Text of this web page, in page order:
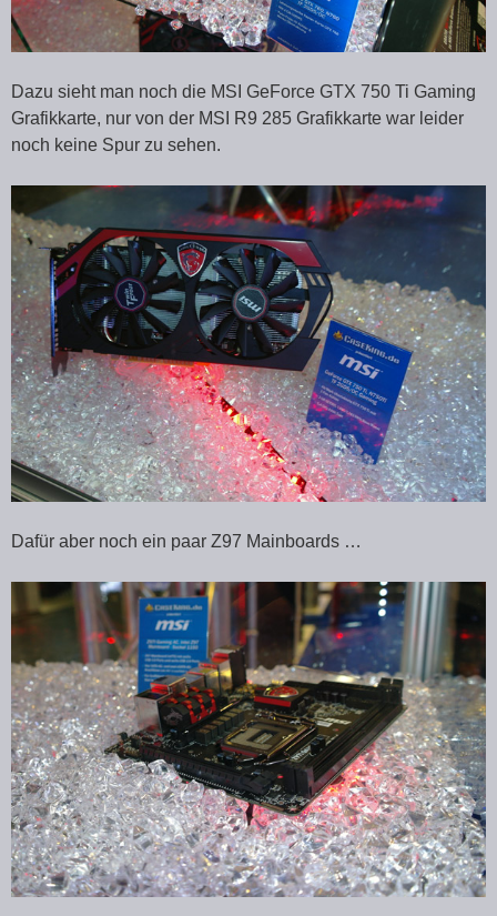
Dazu sieht man noch die MSI GeForce GTX 750 Ti Gaming
Grafikkarte, nur von der MSI R9 285 Grafikkarte war leider
noch keine Spur zu sehen.
Dafür aber noch ein paar Z97 Mainboards …